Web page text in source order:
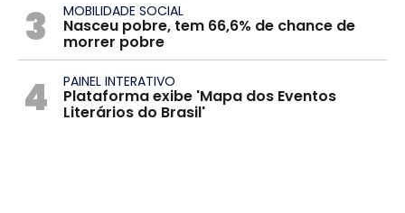
3 MOBILIDADE SOCIAL
Nasceu pobre, tem 66,6% de chance de
morrer pobre
4 PAINEL INTERATIVO
Plataforma exibe 'Mapa dos Eventos
Literários do Brasil'